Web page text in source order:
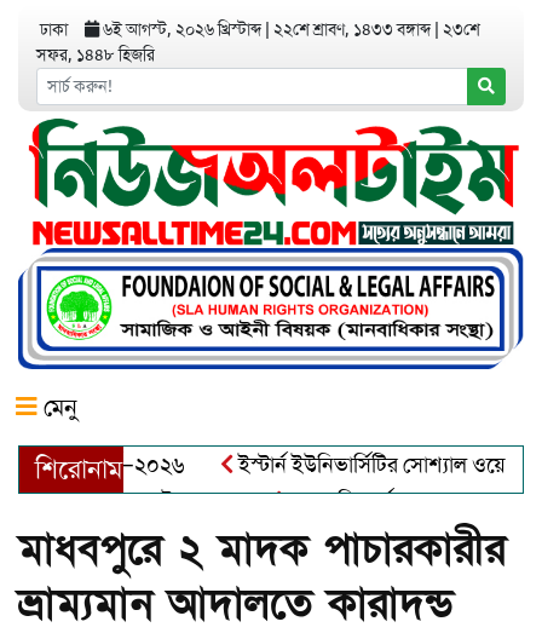
ঢাকা ৬ই আগস্ট, ২০২৬ খ্রিস্টাব্দ ২২শে শ্রাবণ, ১৪৩৩ বঙ্গাব্দ ২৩শে
সফর, ১৪৪৮ হিজরি
মেনু
শিরোনাম
অ্যাওয়ার্ড–২০২৬
ইস্টার্ন ইউনিভার্সিটির সোশ্যাল
খালেক এর ইন্তেকাল
আত্মশুদ্ধি অর্জন ও অশুভকে বর্জন করে
মাধবপুরে ২ মাদক পাচারকারীর
ভ্রাম্যমান আদালতে কারাদন্ড